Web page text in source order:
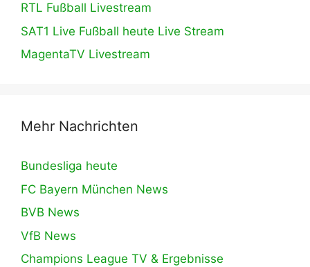
RTL Fußball Livestream
SAT1 Live Fußball heute Live Stream
MagentaTV Livestream
Mehr Nachrichten
Bundesliga heute
FC Bayern München News
BVB News
VfB News
Champions League TV & Ergebnisse